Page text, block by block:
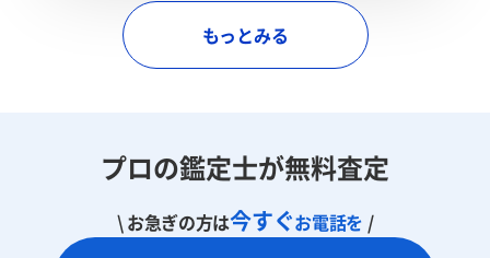
もっとみる
プロの鑑定士が無料査定
\ お急ぎの方は今すぐお電話を /